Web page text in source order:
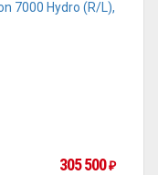
305 500₽